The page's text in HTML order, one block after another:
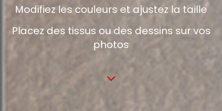
Modifiez les couleurs et ajustez la taille
Placez des tissus ou des dessins sur vos
photos